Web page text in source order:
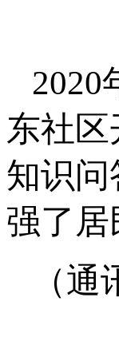
2020
东社
知识
强了居
（通